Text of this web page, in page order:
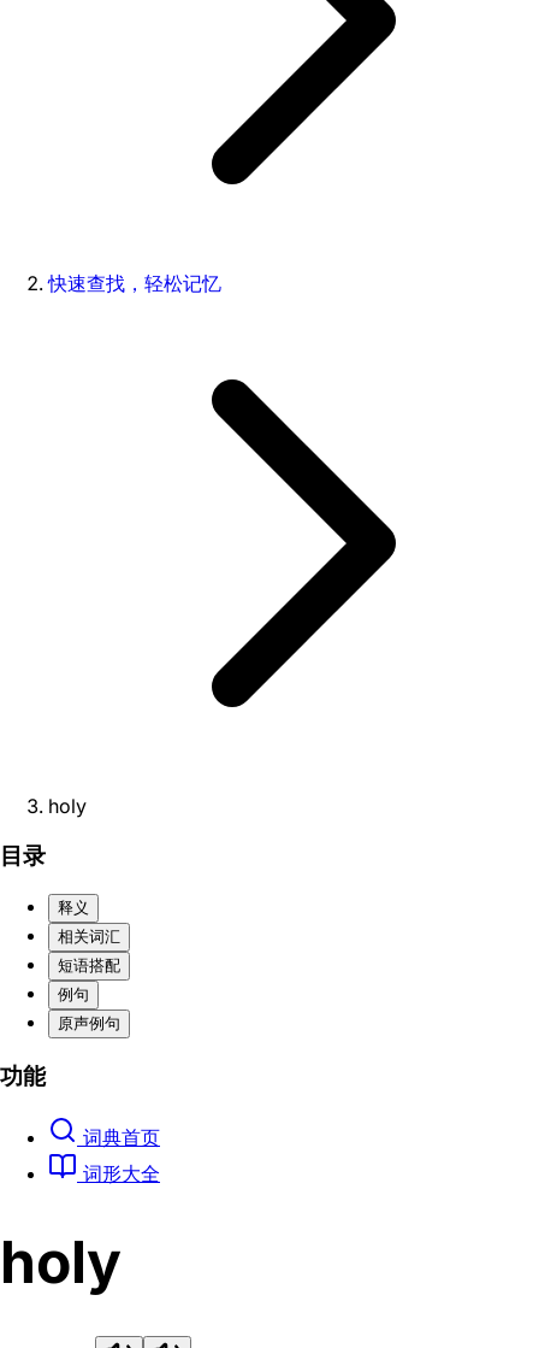
快速查找，轻松记忆
holy
目录
释义
相关词汇
短语搭配
例句
原声例句
功能
词典首页
词形大全
holy